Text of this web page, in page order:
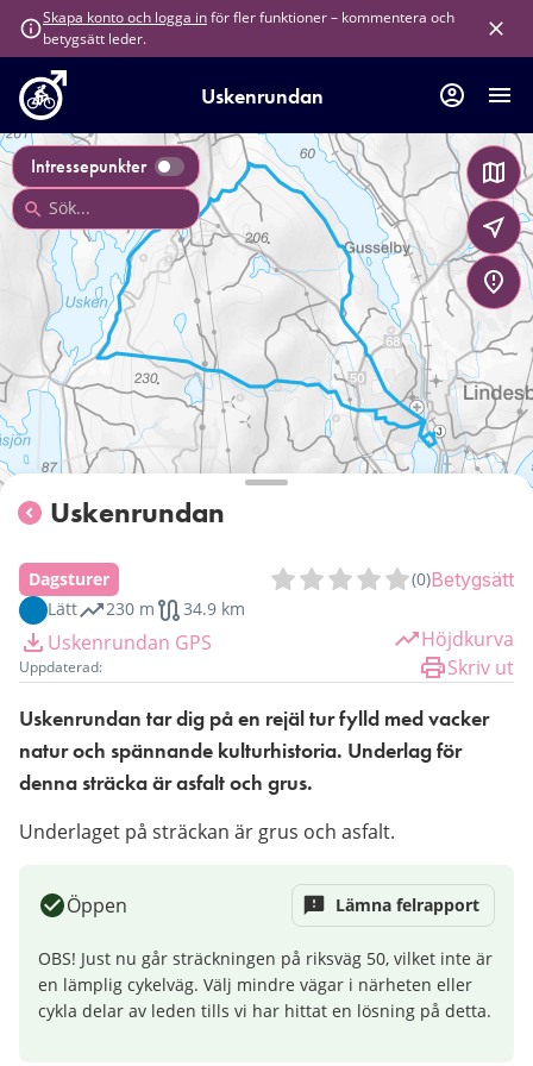
Skapa konto och logga inför fler funktioner – kommentera och
betygsätt leder.
Uskenrundan
Intressepunkter
Uskenrundan
Dagsturer (0)Betygsätt
Lätt 230 m 34.9 km
Uskenrundan GPS
Uppdaterad:
Höjdkurva
Skriv ut
Uskenrundan tar dig på en rejäl tur fylld med vacker
natur och spännande kulturhistoria. Underlag för
denna sträcka är asfalt och grus.
Underlaget på sträckan är grus och asfalt.
Öppen Lämna felrapport
OBS! Just nu går sträckningen på riksväg 50, vilket inte är
en lämplig cykelväg. Välj mindre vägar i närheten eller
cykla delar av leden tills vi har hittat en lösning på detta.